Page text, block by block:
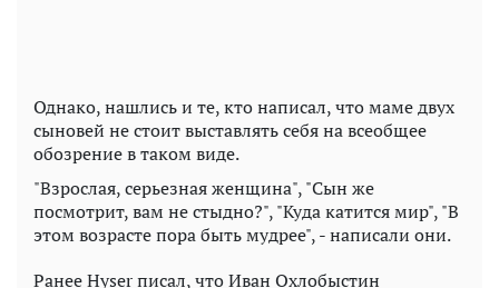
Однако, нашлись и те, кто написал, что маме двух
сыновей не стоит выставлять себя на всеобщее
обозрение в таком виде.
"Взрослая, серьезная женщина", "Сын же
посмотрит, вам не стыдно?", "Куда катится мир", "В
этом возрасте пора быть мудрее", - написали они.
Ранее Hyser писал, что Иван Охлобыстин